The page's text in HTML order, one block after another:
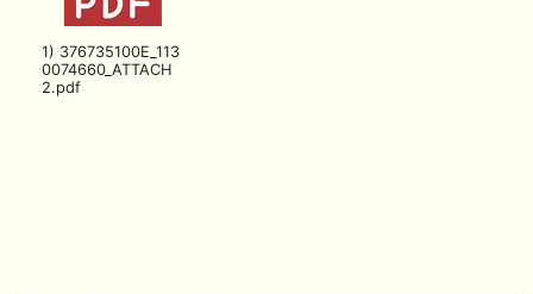
1) 376735100E_113
0074660_ATTACH
2.pdf